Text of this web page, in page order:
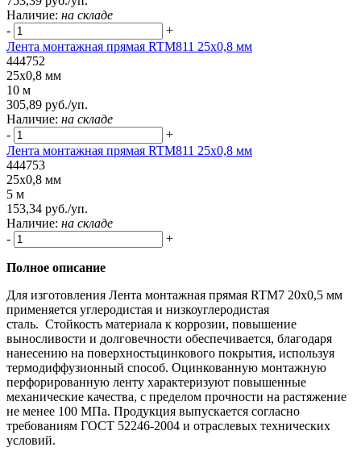
Наличие: на складе
-
+
Лента монтажная прямая RTM811 25x0,8 мм
444752
25x0,8 мм
10 м
305,89 руб./уп.
Наличие: на складе
-
+
Лента монтажная прямая RTM811 25x0,8 мм
444753
25x0,8 мм
5 м
153,34 руб./уп.
Наличие: на складе
-
+
Полное описание
Для изготовления Лента монтажная прямая RTM7 20x0,5 мм
применяется углеродистая и низкоуглеродистая
сталь. Стойкость материала к коррозии, повышение
выносливости и долговечности обеспечивается, благодаря
нанесению на поверхностьцинкового покрытия, используя
термодиффузионный способ. Оцинкованную монтажную
перфорированную ленту характеризуют повышенные
механические качества, с пределом прочности на растяжение
не менее 100 МПа. Продукция выпускается согласно
требованиям ГОСТ 52246-2004 и отраслевых технических
условий.